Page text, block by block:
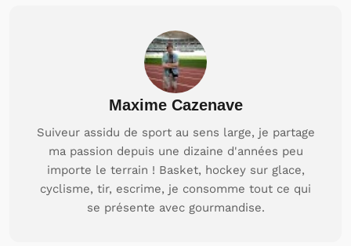
Maxime Cazenave
Suiveur assidu de sport au sens large, je partage
ma passion depuis une dizaine d'années peu
importe le terrain ! Basket, hockey sur glace,
cyclisme, tir, escrime, je consomme tout ce qui
se présente avec gourmandise.